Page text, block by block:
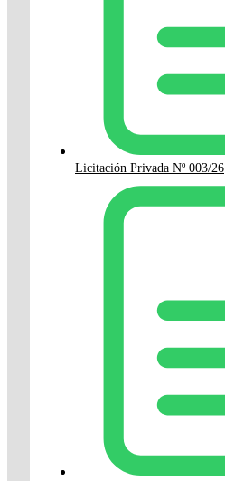
Licitación Privada Nº 003/26